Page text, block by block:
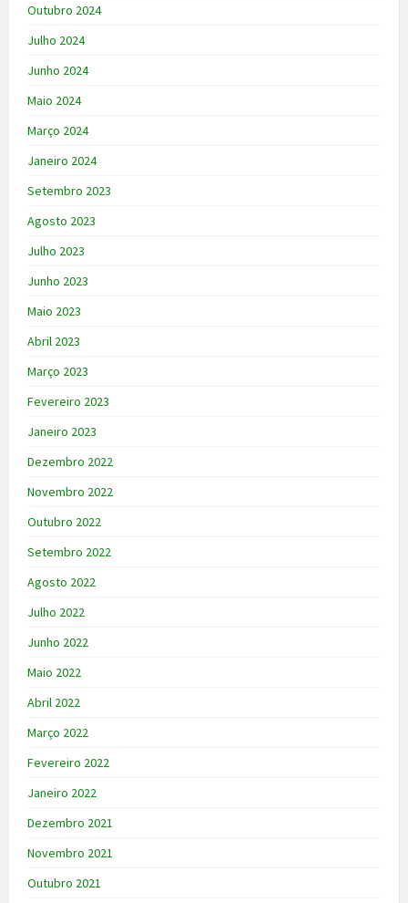
Outubro 2024
Julho 2024
Junho 2024
Maio 2024
Março 2024
Janeiro 2024
Setembro 2023
Agosto 2023
Julho 2023
Junho 2023
Maio 2023
Abril 2023
Março 2023
Fevereiro 2023
Janeiro 2023
Dezembro 2022
Novembro 2022
Outubro 2022
Setembro 2022
Agosto 2022
Julho 2022
Junho 2022
Maio 2022
Abril 2022
Março 2022
Fevereiro 2022
Janeiro 2022
Dezembro 2021
Novembro 2021
Outubro 2021